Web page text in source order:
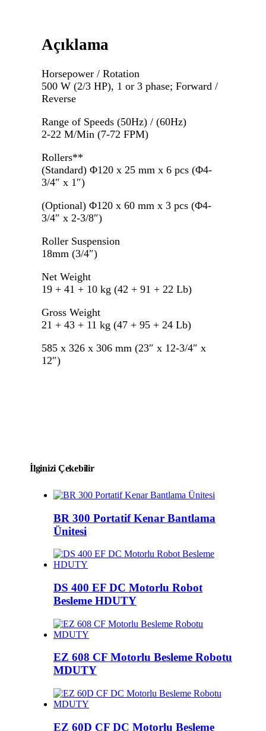
Açıklama
Horsepower / Rotation
500 W (2/3 HP), 1 or 3 phase; Forward /
Reverse
Range of Speeds (50Hz) / (60Hz)
2-22 M/Min (7-72 FPM)
Rollers**
(Standard) Φ120 x 25 mm x 6 pcs (Φ4-
3/4″ x 1″)
(Optional) Φ120 x 60 mm x 3 pcs (Φ4-
3/4″ x 2-3/8″)
Roller Suspension
18mm (3/4″)
Net Weight
19 + 41 + 10 kg (42 + 91 + 22 Lb)
Gross Weight
21 + 43 + 11 kg (47 + 95 + 24 Lb)
585 x 326 x 306 mm (23″ x 12-3/4″ x
12″)
İlginizi Çekebilir
BR 300 Portatif Kenar Bantlama
Ünitesi
DS 400 EF DC Motorlu Robot
Besleme HDUTY
EZ 608 CF Motorlu Besleme Robotu
MDUTY
EZ 60D CF DC Motorlu Besleme